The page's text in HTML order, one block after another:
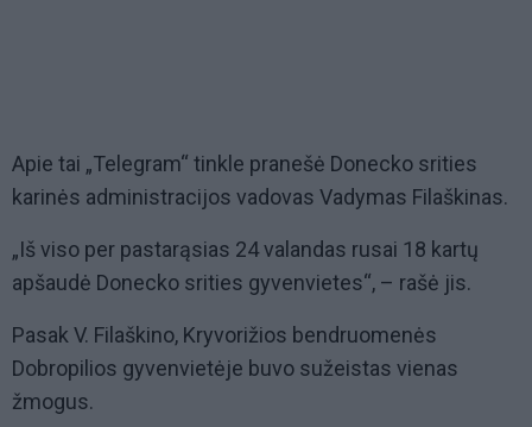
Apie tai „Telegram“ tinkle pranešė Donecko srities
karinės administracijos vadovas Vadymas Filaškinas.
„Iš viso per pastarąsias 24 valandas rusai 18 kartų
apšaudė Donecko srities gyvenvietes“, – rašė jis.
Pasak V. Filaškino, Kryvorižios bendruomenės
Dobropilios gyvenvietėje buvo sužeistas vienas
žmogus.